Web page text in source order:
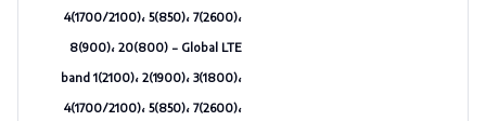
4(1700/2100)، 5(850)، 7(2600)،
8(900)، 20(800) - Global LTE
band 1(2100)، 2(1900)، 3(1800)،
4(1700/2100)، 5(850)، 7(2600)،